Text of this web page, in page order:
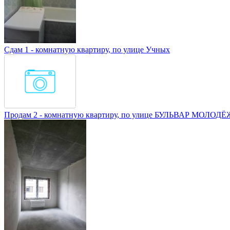
Сдам 1 - комнатную квартиру, по улице Учных
Продам 2 - комнатную квартиру, по улице БУЛЬВАР